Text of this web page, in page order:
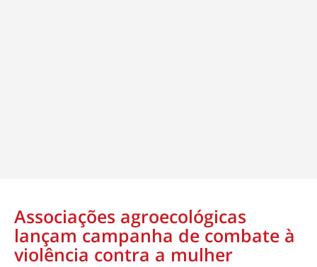
Associações agroecológicas
lançam campanha de combate à
violência contra a mulher